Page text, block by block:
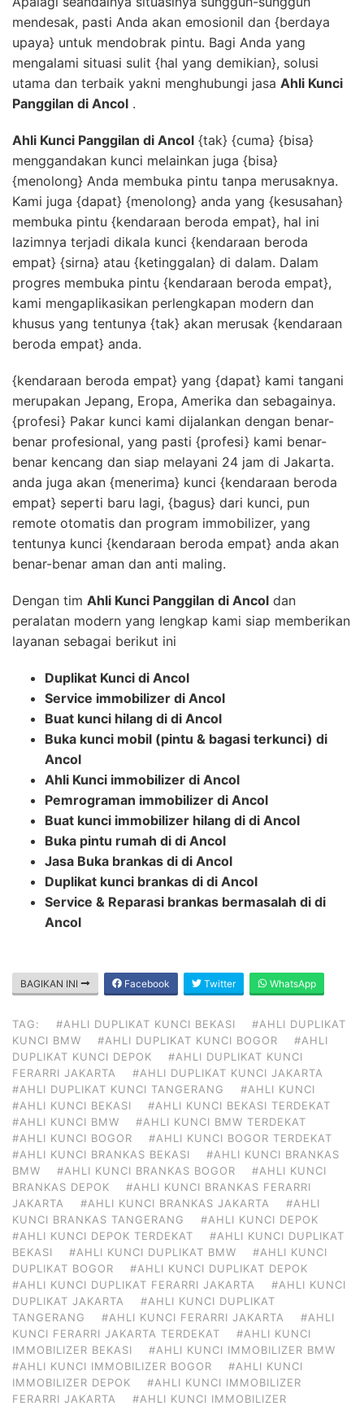
mendesak, pasti Anda akan emosionil dan {berdaya
upaya} untuk mendobrak pintu. Bagi Anda yang
mengalami situasi sulit {hal yang demikian}, solusi
utama dan terbaik yakni menghubungi jasa Ahli Kunci
Panggilan di Ancol .
Ahli Kunci Panggilan di Ancol {tak} {cuma} {bisa}
menggandakan kunci melainkan juga {bisa}
{menolong} Anda membuka pintu tanpa merusaknya.
Kami juga {dapat} {menolong} anda yang {kesusahan}
membuka pintu {kendaraan beroda empat}, hal ini
lazimnya terjadi dikala kunci {kendaraan beroda
empat} {sirna} atau {ketinggalan} di dalam. Dalam
progres membuka pintu {kendaraan beroda empat},
kami mengaplikasikan perlengkapan modern dan
khusus yang tentunya {tak} akan merusak {kendaraan
beroda empat} anda.
{kendaraan beroda empat} yang {dapat} kami tangani
merupakan Jepang, Eropa, Amerika dan sebagainya.
{profesi} Pakar kunci kami dijalankan dengan benar-
benar profesional, yang pasti {profesi} kami benar-
benar kencang dan siap melayani 24 jam di Jakarta.
anda juga akan {menerima} kunci {kendaraan beroda
empat} seperti baru lagi, {bagus} dari kunci, pun
remote otomatis dan program immobilizer, yang
tentunya kunci {kendaraan beroda empat} anda akan
benar-benar aman dan anti maling.
Dengan tim Ahli Kunci Panggilan di Ancol dan
peralatan modern yang lengkap kami siap memberikan
layanan sebagai berikut ini
Duplikat Kunci di Ancol
Service immobilizer di Ancol
Buat kunci hilang di di Ancol
Buka kunci mobil (pintu & bagasi terkunci) di
Ancol
Ahli Kunci immobilizer di Ancol
Pemrograman immobilizer di Ancol
Buat kunci immobilizer hilang di di Ancol
Buka pintu rumah di di Ancol
Jasa Buka brankas di di Ancol
Duplikat kunci brankas di di Ancol
Service & Reparasi brankas bermasalah di di
Ancol
BAGIKAN INI Facebook Twitter WhatsApp
TAG: #AHLI DUPLIKAT KUNCI BEKASI
#AHLI DUPLIKAT
KUNCI BMW
#AHLI DUPLIKAT KUNCI BOGOR
#AHLI
DUPLIKAT KUNCI DEPOK
#AHLI DUPLIKAT KUNCI
FERARRI JAKARTA
#AHLI DUPLIKAT KUNCI JAKARTA
#AHLI DUPLIKAT KUNCI TANGERANG
#AHLI KUNCI
#AHLI KUNCI BEKASI
#AHLI KUNCI BEKASI TERDEKAT
#AHLI KUNCI BMW
#AHLI KUNCI BMW TERDEKAT
#AHLI KUNCI BOGOR
#AHLI KUNCI BOGOR TERDEKAT
#AHLI KUNCI BRANKAS BEKASI
#AHLI KUNCI BRANKAS
BMW
#AHLI KUNCI BRANKAS BOGOR
#AHLI KUNCI
BRANKAS DEPOK
#AHLI KUNCI BRANKAS FERARRI
JAKARTA
#AHLI KUNCI BRANKAS JAKARTA
#AHLI
KUNCI BRANKAS TANGERANG
#AHLI KUNCI DEPOK
#AHLI KUNCI DEPOK TERDEKAT
#AHLI KUNCI DUPLIKAT
BEKASI
#AHLI KUNCI DUPLIKAT BMW
#AHLI KUNCI
DUPLIKAT BOGOR
#AHLI KUNCI DUPLIKAT DEPOK
#AHLI KUNCI DUPLIKAT FERARRI JAKARTA
#AHLI KUNCI
DUPLIKAT JAKARTA
#AHLI KUNCI DUPLIKAT
TANGERANG
#AHLI KUNCI FERARRI JAKARTA
#AHLI
KUNCI FERARRI JAKARTA TERDEKAT
#AHLI KUNCI
IMMOBILIZER BEKASI
#AHLI KUNCI IMMOBILIZER BMW
#AHLI KUNCI IMMOBILIZER BOGOR
#AHLI KUNCI
IMMOBILIZER DEPOK
#AHLI KUNCI IMMOBILIZER
FERARRI JAKARTA
#AHLI KUNCI IMMOBILIZER